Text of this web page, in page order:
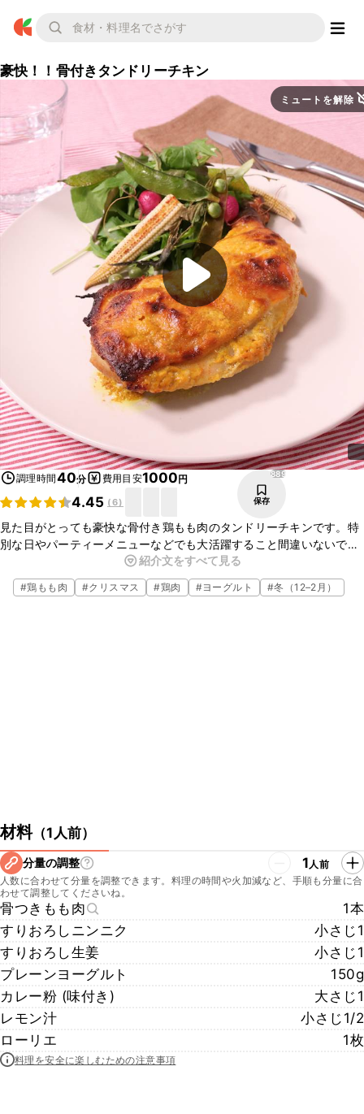
豪快！！骨付きタンドリーチキン
ミュートを解除
調理時間40分 費用目安1000円
4.45 (6)
889
保存
見た目がとっても豪快な骨付き鶏もも肉のタンドリーチキンです。特
別な日やパーティーメニューなどでも大活躍すること間違いないで
す。おろしにんにくとおろし生姜とスパイスたっぷりのカレー粉で食
欲がそそられます。
紹介文をすべて見る
#鶏もも肉 #クリスマス #鶏肉 #ヨーグルト #冬（12–2月）
材料（1人前）
分量の調整 1人前
人数に合わせて分量を調整できます。料理の時間や火加減など、手順も分量に合
わせて調整してくださいね。
骨つきもも肉
1本
すりおろしニンニク
小さじ1
すりおろし生姜
小さじ1
プレーンヨーグルト
150g
カレー粉 (味付き)
大さじ1
レモン汁
小さじ1/2
ローリエ
1枚
料理を安全に楽しむための注意事項